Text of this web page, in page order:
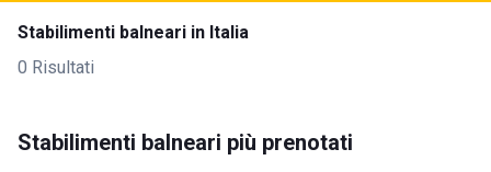
Stabilimenti balneari in Italia
0 Risultati
Stabilimenti balneari più prenotati